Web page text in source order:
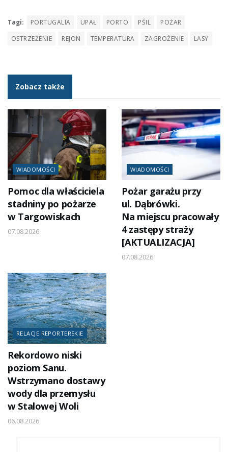
Tagi: PORTUGALIA UPAŁ PORTO PŚIL
POŻAR
OSTRZEŻENIE
REJON TEMPERATURA ZAGROŻENIE LASY
Zobacz także
WIADOMOŚCI
Pomoc dla właściciela
stadniny po pożarze
w Targowiskach
07.08.2026
WIADOMOŚCI
Pożar garażu przy
ul. Dąbrówki.
Na miejscu pracowały
4 zastępy straży
[AKTUALIZACJA]
07.08.2026
RELACJE REPORTERSKIE
Rekordowo niski
poziom Sanu.
Wstrzymano dostawy
wody dla przemysłu
w Stalowej Woli
06.08.2026